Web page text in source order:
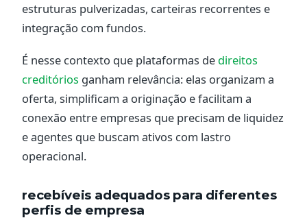
estruturas pulverizadas, carteiras recorrentes e
integração com fundos.
É nesse contexto que plataformas de direitos
creditórios ganham relevância: elas organizam a
oferta, simplificam a originação e facilitam a
conexão entre empresas que precisam de liquidez
e agentes que buscam ativos com lastro
operacional.
recebíveis adequados para diferentes
perfis de empresa